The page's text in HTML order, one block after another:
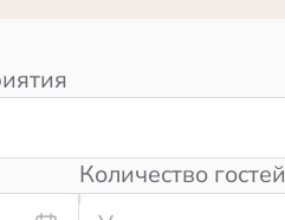
Количество гостей